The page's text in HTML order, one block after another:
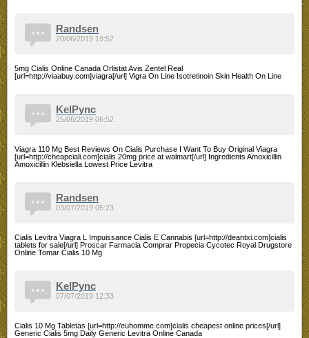
Randsen
5mg Cialis Online Canada Orlistat Avis Zentel Real
[url=http://viaabuy.com]viagra[/url] Vigra On Line Isotretinoin Skin Health On Line
20/06/2019 19:52
KelPync
Viagra 110 Mg Best Reviews On Cialis Purchase I Want To Buy Original Viagra
[url=http://cheapciali.com]cialis 20mg price at walmart[/url] Ingredients Amoxicillin
Amoxicillin Klebsiella Lowest Price Levitra
25/06/2019 06:52
Randsen
Cialis Levitra Viagra L Impuissance Cialis E Cannabis [url=http://deantxi.com]cialis
tablets for sale[/url] Proscar Farmacia Comprar Propecia Cycotec Royal Drugstore
Online Tomar Cialis 10 Mg
03/07/2019 05:23
KelPync
Cialis 10 Mg Tabletas [url=http://euhomme.com]cialis cheapest online prices[/url]
Generic Cialis 5mg Daily Generic Levitra Online Canada
07/07/2019 12:33